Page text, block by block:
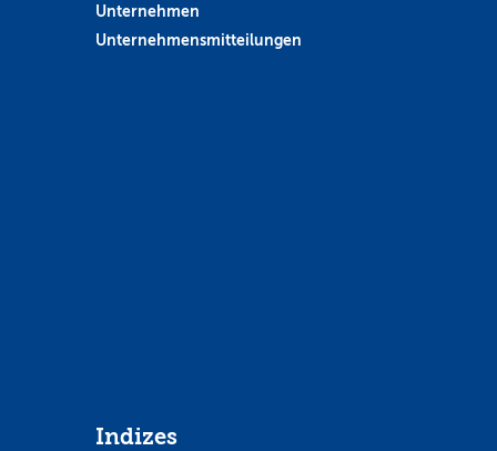
Unternehmen
Unternehmensmitteilungen
Indizes